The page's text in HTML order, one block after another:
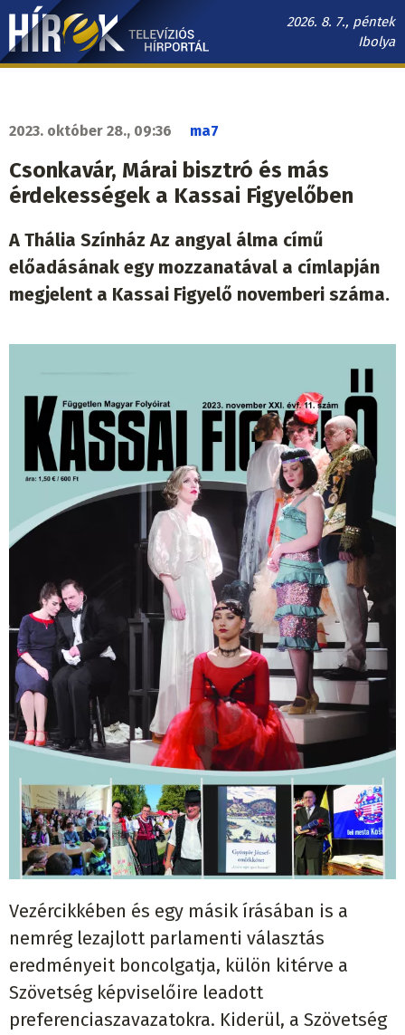
Ugrás
tartalomra
2026. 8. 7., péntek
Ibolya
Hírek.sk
navigáció
2023. október 28., 09:36 ma7
Csonkavár, Márai bisztró és más
érdekességek a Kassai Figyelőben
A Thália Színház Az angyal álma című
előadásának egy mozzanatával a címlapján
megjelent a Kassai Figyelő novemberi száma.
Vezércikkében és egy másik írásában is a
nemrég lezajlott parlamenti választás
eredményeit boncolgatja, külön kitérve a
Szövetség képviselőire leadott
preferenciaszavazatokra. Kiderül, a Szövetség